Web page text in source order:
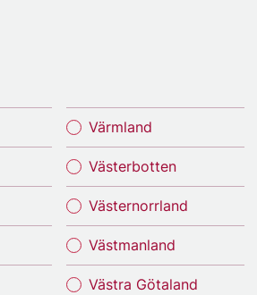
Värmland
Västerbotten
Västernorrland
Västmanland
Västra Götaland